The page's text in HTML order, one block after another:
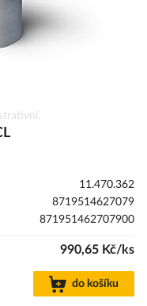
11.470.362
8719514627079
871951462707900
990,65 Kč/ks
do košíku